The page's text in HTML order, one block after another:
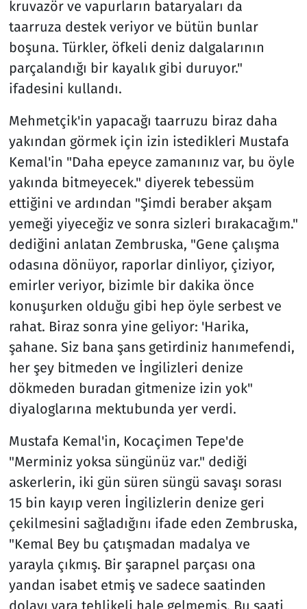
kruvazör ve vapurların bataryaları da
taarruza destek veriyor ve bütün bunlar
boşuna. Türkler, öfkeli deniz dalgalarının
parçalandığı bir kayalık gibi duruyor."
ifadesini kullandı.
Mehmetçik'in yapacağı taarruzu biraz daha
yakından görmek için izin istedikleri Mustafa
Kemal'in "Daha epeyce zamanınız var, bu öyle
yakında bitmeyecek." diyerek tebessüm
ettiğini ve ardından "Şimdi beraber akşam
yemeği yiyeceğiz ve sonra sizleri bırakacağım."
dediğini anlatan Zembruska, "Gene çalışma
odasına dönüyor, raporlar dinliyor, çiziyor,
emirler veriyor, bizimle bir dakika önce
konuşurken olduğu gibi hep öyle serbest ve
rahat. Biraz sonra yine geliyor: 'Harika,
şahane. Siz bana şans getirdiniz hanımefendi,
her şey bitmeden ve İngilizleri denize
dökmeden buradan gitmenize izin yok"
diyaloglarına mektubunda yer verdi.
Mustafa Kemal'in, Kocaçimen Tepe'de
"Merminiz yoksa süngünüz var." dediği
askerlerin, iki gün süren süngü savaşı sorası
15 bin kayıp veren İngilizlerin denize geri
çekilmesini sağladığını ifade eden Zembruska,
"Kemal Bey bu çatışmadan madalya ve
yarayla çıkmış. Bir şarapnel parçası ona
yandan isabet etmiş ve sadece saatinden
dolayı yara tehlikeli hale gelmemiş. Bu saati